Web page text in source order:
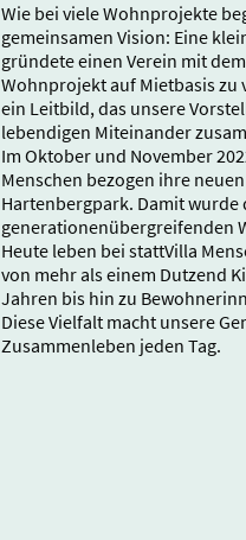
Wie bei viele Wohnprojekte
gemeinsamen Vision: Eine
gründete einen Verein mit
Wohnprojekt auf Mietbasis zu
ein Leitbild, das unsere
lebendigen Miteinander
Im Oktober und November
Menschen bezogen ihre
Hartenbergpark. Damit wurde
generationenübergreifenden
Heute leben bei stattVilla
von mehr als einem Dutzend
Jahren bis hin zu
Diese Vielfalt macht unsere
Zusammenleben jeden Tag.